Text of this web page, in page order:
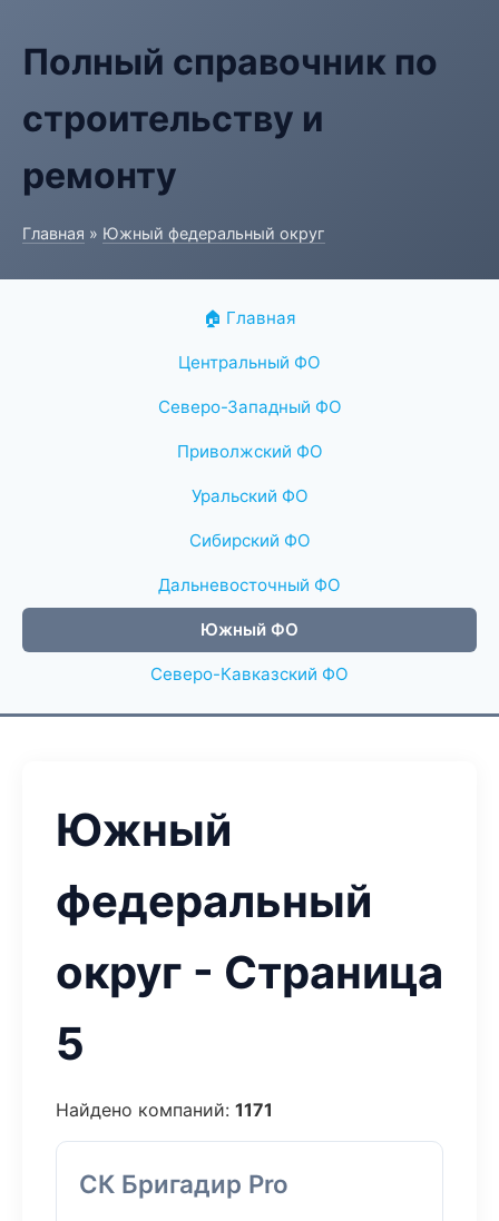
Полный справочник по
строительству и
ремонту
Главная » Южный федеральный округ
🏠 Главная
Центральный ФО
Северо-Западный ФО
Приволжский ФО
Уральский ФО
Сибирский ФО
Дальневосточный ФО
Южный ФО
Северо-Кавказский ФО
Южный
федеральный
округ - Страница
5
Найдено компаний: 1171
СК Бригадир Pro